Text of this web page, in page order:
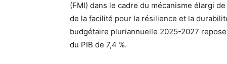
(FMI) dans le cadre du mécanisme élargi
de la facilité pour la résilience et la
budgétaire pluriannuelle 2025-2027
du PIB de 7,4 %.